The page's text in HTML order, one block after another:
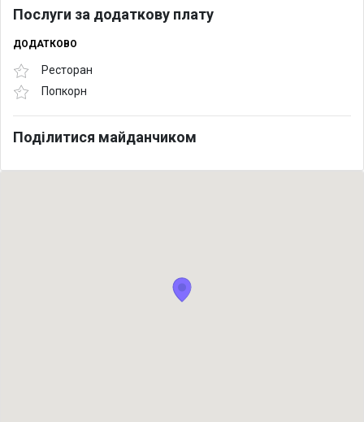
Послуги за додаткову плату
ДОДАТКОВО
Ресторан
Попкорн
Поділитися майданчиком